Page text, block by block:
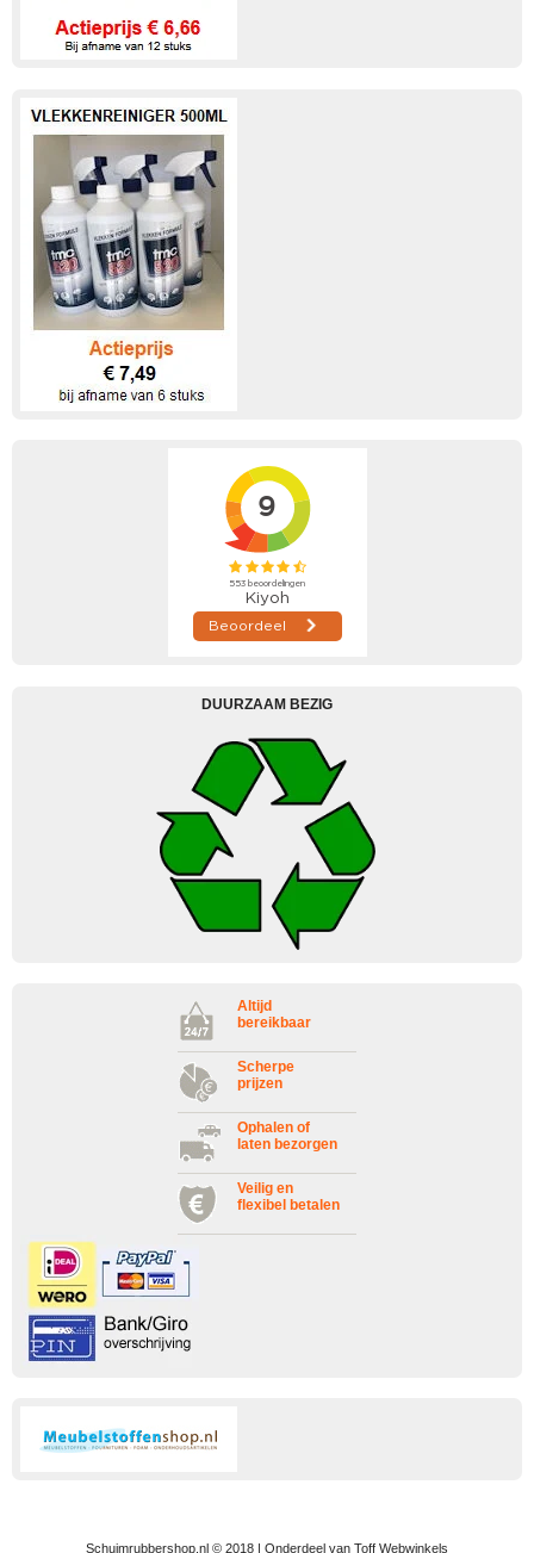
DUURZAAM BEZIG
Altijd
bereikbaar
Scherpe
prijzen
Ophalen of
laten bezorgen
Veilig en
flexibel betalen
Schuimrubbershop.nl © 2018 | Onderdeel van Toff Webwinkels